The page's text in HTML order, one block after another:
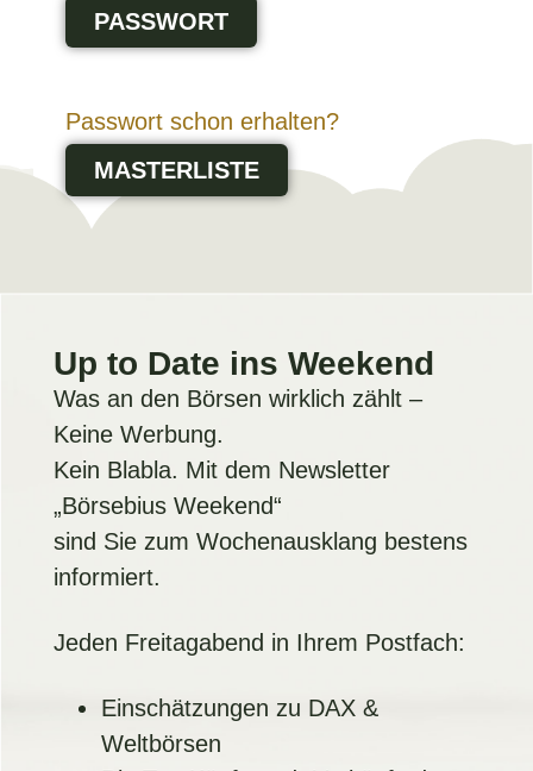
PASSWORT
Passwort schon erhalten?
MASTERLISTE
Up to Date ins Weekend
Was an den Börsen wirklich zählt –
Keine Werbung.
Kein Blabla. Mit dem Newsletter
„Börsebius Weekend“
sind Sie zum Wochenausklang bestens
informiert.
Jeden Freitagabend in Ihrem Postfach:
Einschätzungen zu DAX &
Weltbörsen